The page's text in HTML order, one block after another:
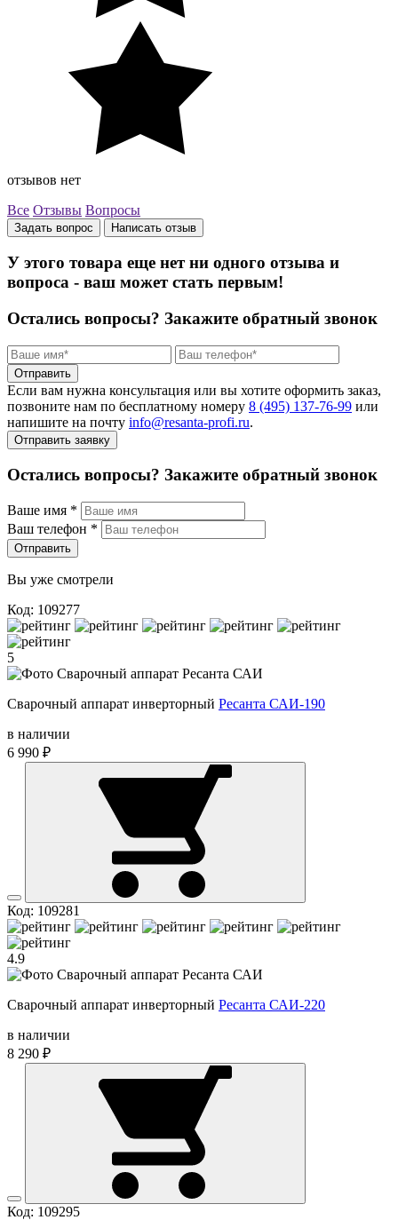
отзывов нет
Все Отзывы Вопросы
Задать вопрос Написать отзыв
У этого товара еще нет ни одного отзыва и
вопроса - ваш может стать первым!
Остались вопросы? Закажите обратный звонок
Отправить
Если вам нужна консультация или вы хотите оформить заказ,
позвоните нам по бесплатному номеру 8 (495) 137‑76‑99 или
напишите на почту info@resanta‑profi.ru.
Отправить заявку
Остались вопросы? Закажите обратный звонок
Ваше имя *
Ваш телефон *
Отправить
Вы уже смотрели
Код: 109277
5
Сварочный аппарат инверторный Ресанта САИ-190
в наличии
6 990 ₽
Код: 109281
4.9
Сварочный аппарат инверторный Ресанта САИ-220
в наличии
8 290 ₽
Код: 109295